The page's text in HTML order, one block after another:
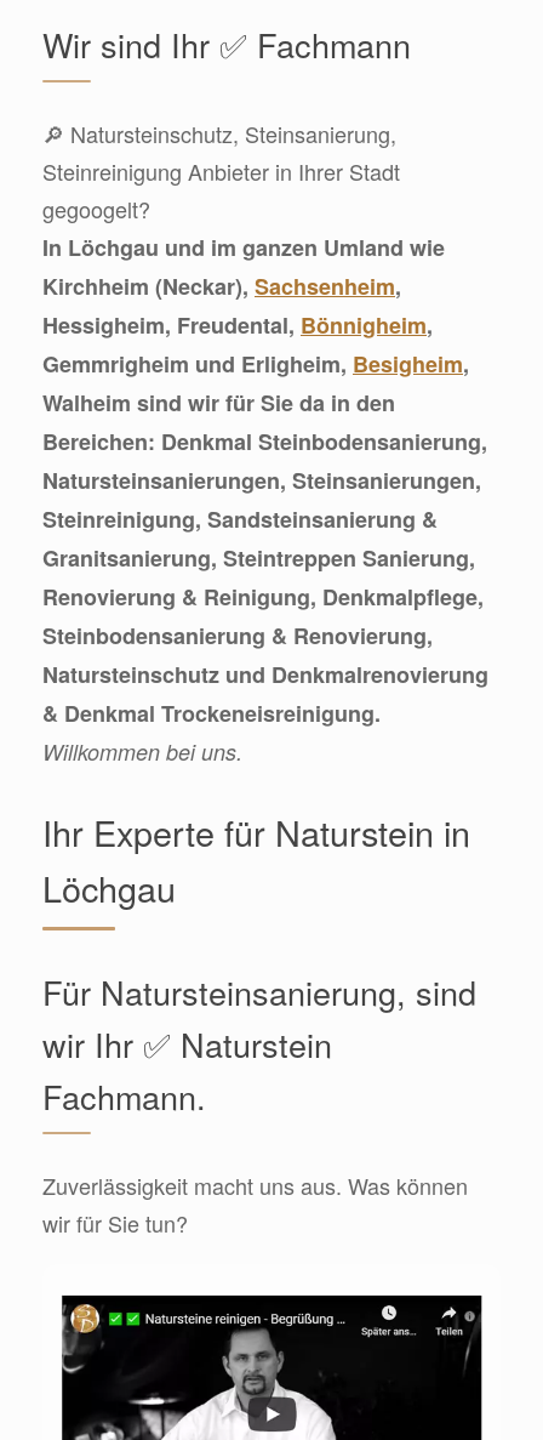
Wir sind Ihr ✅ Fachmann
🔎 Natursteinschutz, Steinsanierung,
Steinreinigung Anbieter in Ihrer Stadt
gegoogelt?
In Löchgau und im ganzen Umland wie
Kirchheim (Neckar), Sachsenheim,
Hessigheim, Freudental, Bönnigheim,
Gemmrigheim und Erligheim, Besigheim,
Walheim sind wir für Sie da in den
Bereichen: Denkmal Steinbodensanierung,
Natursteinsanierungen, Steinsanierungen,
Steinreinigung, Sandsteinsanierung &
Granitsanierung, Steintreppen Sanierung,
Renovierung & Reinigung, Denkmalpflege,
Steinbodensanierung & Renovierung,
Natursteinschutz und Denkmalrenovierung
& Denkmal Trockeneisreinigung.
Willkommen bei uns.
Ihr Experte für Naturstein in
Löchgau
Für Natursteinsanierung, sind
wir Ihr ✅ Naturstein
Fachmann.
Zuverlässigkeit macht uns aus. Was können
wir für Sie tun?